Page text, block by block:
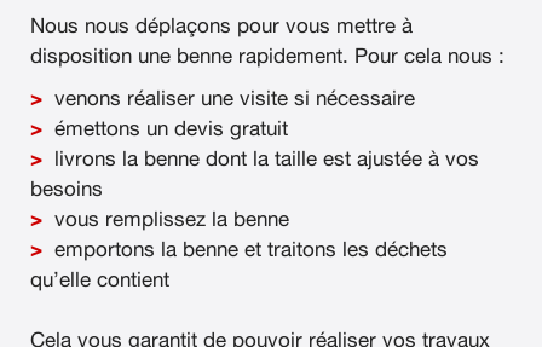
Nous nous déplaçons pour vous mettre à
disposition une benne rapidement. Pour cela nous :
venons réaliser une visite si nécessaire
émettons un devis gratuit
livrons la benne dont la taille est ajustée à vos
besoins
vous remplissez la benne
emportons la benne et traitons les déchets
qu’elle contient
Cela vous garantit de pouvoir réaliser vos travaux